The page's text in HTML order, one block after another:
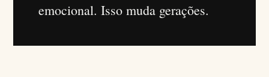
emocional. Isso muda gerações.